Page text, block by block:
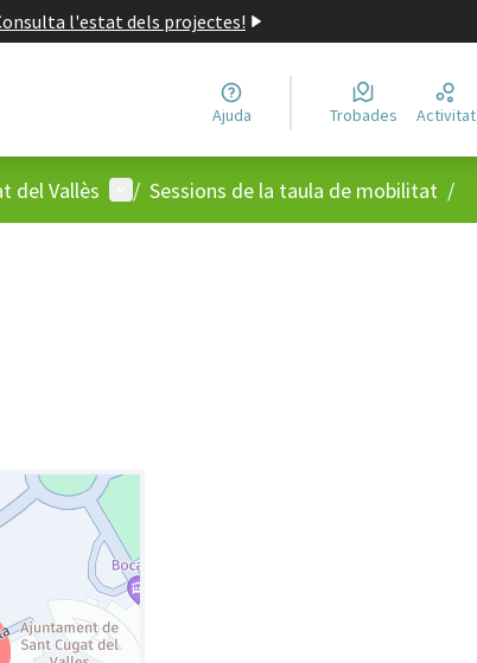
l'estat dels projectes!
Ajuda Trobades Activitat
del Vallès Menú d'usuari
/ Sessions de la taula de mobilitat /